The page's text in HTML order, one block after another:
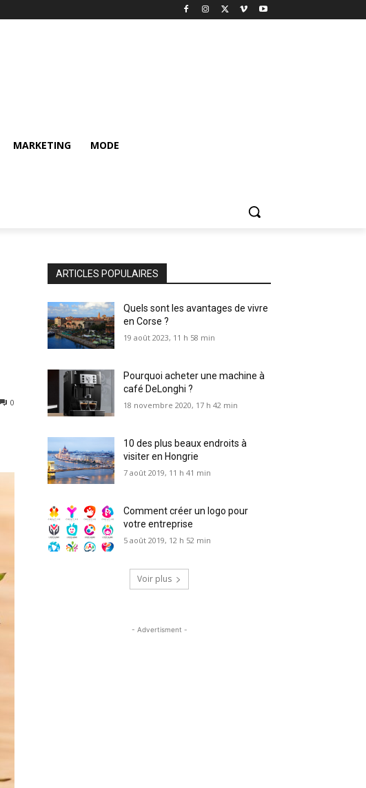
MARKETING MODE
0
ARTICLES POPULAIRES
Quels sont les avantages de vivre
en Corse ?
19 août 2023, 11 h 58 min
Pourquoi acheter une machine à
café DeLonghi ?
18 novembre 2020, 17 h 42 min
10 des plus beaux endroits à
visiter en Hongrie
7 août 2019, 11 h 41 min
Comment créer un logo pour
votre entreprise
5 août 2019, 12 h 52 min
Voir plus
- Advertisment -